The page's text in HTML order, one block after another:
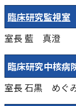
臨床研究監視室
室長 藍 真澄
臨床研究中核病
室長石黒 めぐ